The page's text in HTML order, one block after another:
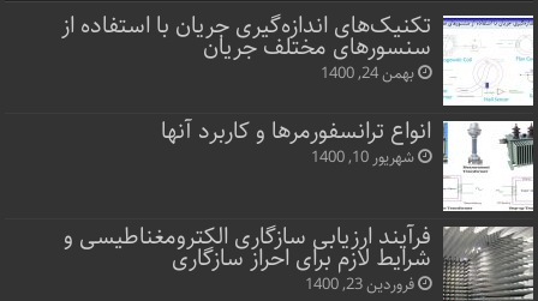
تکنیک‌های اندازه‌گیری جریان با استفاده از
سنسورهای مختلف جریان
بهمن 24, 1400
انواع ترانسفورمرها و کاربرد آنها
شهریور 10, 1400
فرآیند ارزیابی سازگاری الکترومغناطیسی و
شرایط لازم برای احراز سازگاری
فروردین 23, 1400